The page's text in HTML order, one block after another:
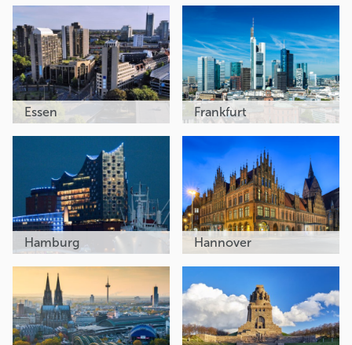
Essen Frankfurt
Hamburg Hannover